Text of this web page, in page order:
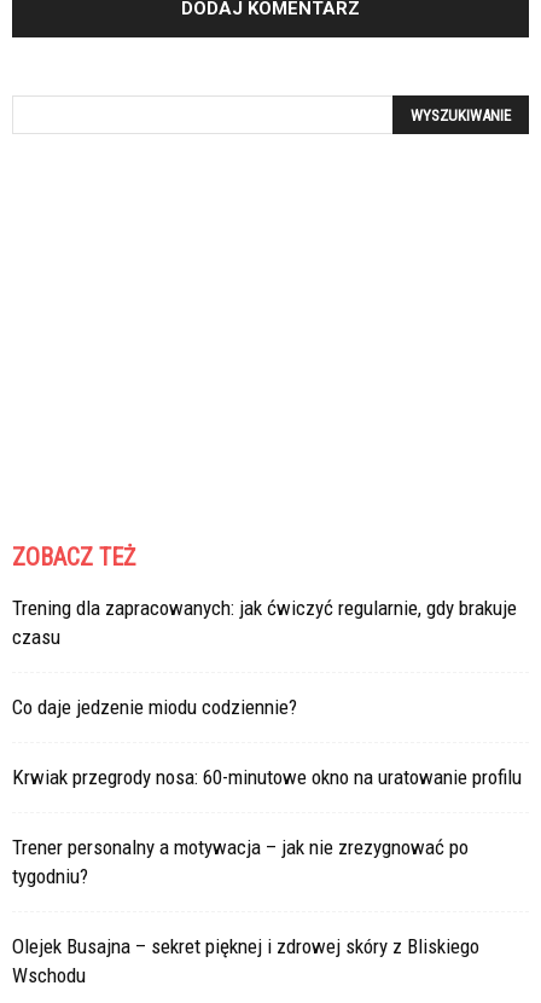
ZOBACZ TEŻ
Trening dla zapracowanych: jak ćwiczyć regularnie, gdy brakuje
czasu
Co daje jedzenie miodu codziennie?
Krwiak przegrody nosa: 60-minutowe okno na uratowanie profilu
Trener personalny a motywacja – jak nie zrezygnować po
tygodniu?
Olejek Busajna – sekret pięknej i zdrowej skóry z Bliskiego
Wschodu